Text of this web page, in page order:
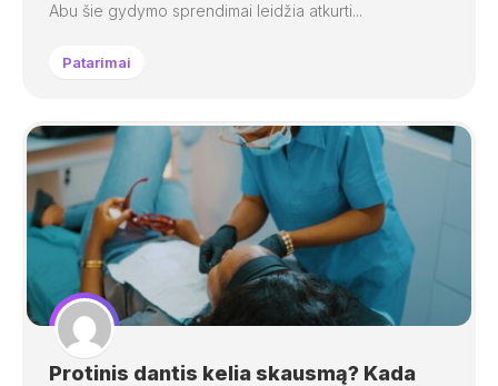
Abu šie gydymo sprendimai leidžia atkurti...
Patarimai
Protinis dantis kelia skausmą? Kada